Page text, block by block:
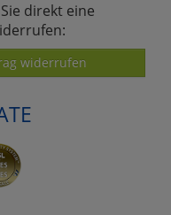
direkt eine
widerrufen